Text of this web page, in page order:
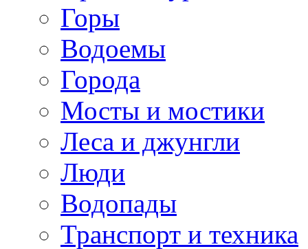
Горы
Водоемы
Города
Мосты и мостики
Леса и джунгли
Люди
Водопады
Транспорт и техника